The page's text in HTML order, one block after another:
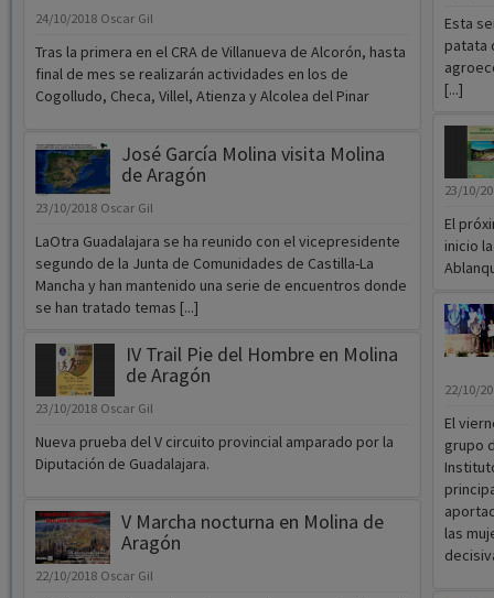
24/10/2018 Oscar Gil
Tras la primera en el CRA de Villanueva de Alcorón, hasta
final de mes se realizarán actividades en los de
Cogolludo, Checa, Villel, Atienza y Alcolea del Pinar
José García Molina visita Molina
de Aragón
23/10/2018 Oscar Gil
LaOtra Guadalajara se ha reunido con el vicepresidente
segundo de la Junta de Comunidades de Castilla-La
Mancha y han mantenido una serie de encuentros donde
se han tratado temas [...]
IV Trail Pie del Hombre en Molina
de Aragón
23/10/2018 Oscar Gil
Nueva prueba del V circuito provincial amparado por la
Diputación de Guadalajara.
V Marcha nocturna en Molina de
Aragón
22/10/2018 Oscar Gil
Esta
patata
[...]
23/10/
El
inicio
22/10/
El
grupo
las